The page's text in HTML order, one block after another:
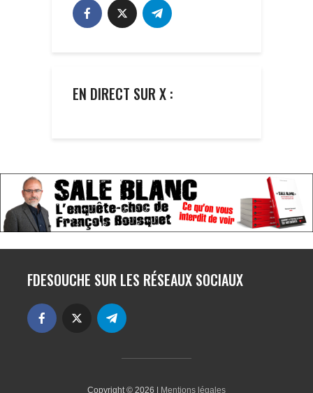
EN DIRECT SUR X :
FDESOUCHE SUR LES RÉSEAUX SOCIAUX
Copyright © 2026 | Mentions légales